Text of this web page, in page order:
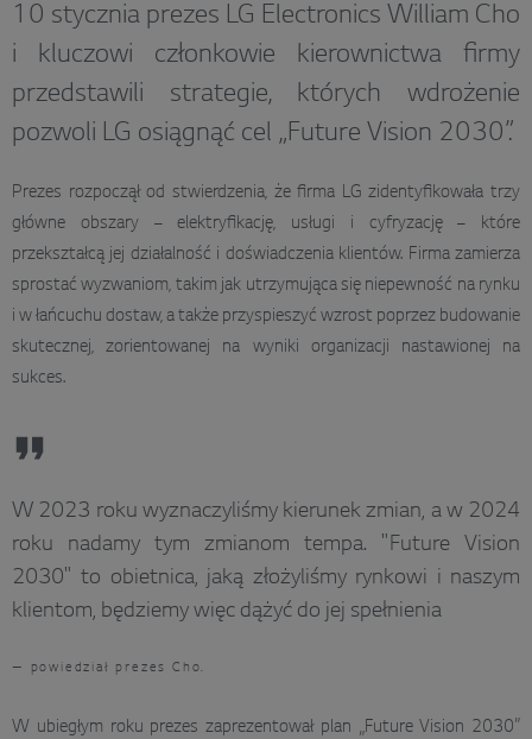
10 stycznia prezes LG Electronics William Cho
i kluczowi członkowie kierownictwa firmy
przedstawili strategie, których wdrożenie
pozwoli LG osiągnąć cel „Future Vision 2030”.
Prezes rozpoczął od stwierdzenia, że firma LG zidentyfikowała trzy
główne obszary – elektryfikację, usługi i cyfryzację – które
przekształcą jej działalność i doświadczenia klientów. Firma zamierza
sprostać wyzwaniom, takim jak utrzymująca się niepewność na rynku
i w łańcuchu dostaw, a także przyspieszyć wzrost poprzez budowanie
skutecznej, zorientowanej na wyniki organizacji nastawionej na
sukces.
W 2023 roku wyznaczyliśmy kierunek zmian, a w 2024
roku nadamy tym zmianom tempa. "Future Vision
2030" to obietnica, jaką złożyliśmy rynkowi i naszym
klientom, będziemy więc dążyć do jej spełnienia
— powiedział prezes Cho.
W ubiegłym roku prezes zaprezentował plan „Future Vision 2030”